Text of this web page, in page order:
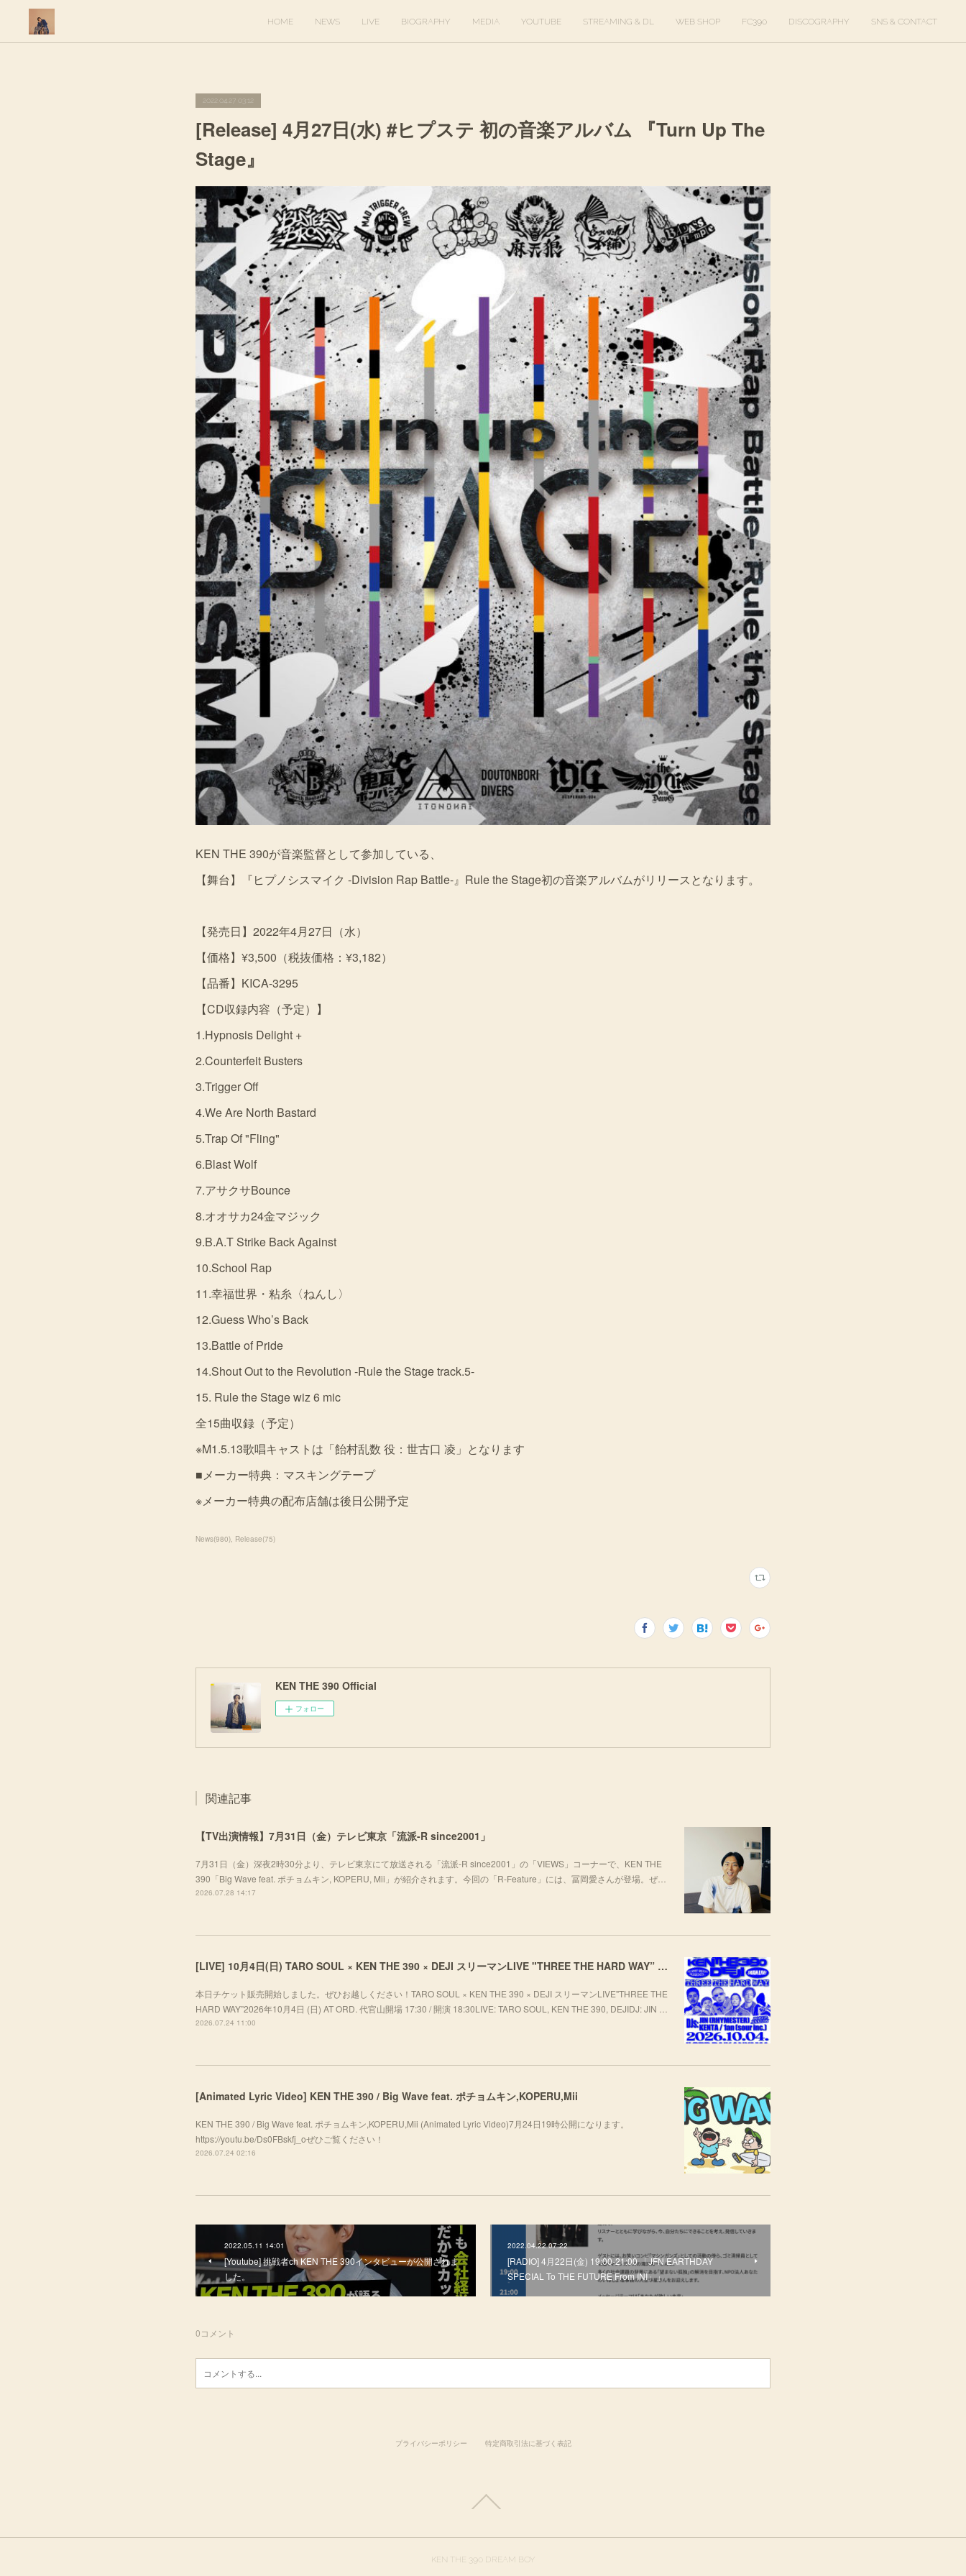
HOME NEWS LIVE BIOGRAPHY MEDIA YOUTUBE STREAMING & DL WEB SHOP FC390 DISCOGRAPHY SNS & CONTACT
2022.04.27 03:12
[Release] 4月27日(水) #ヒプステ 初の音楽アルバム 『Turn Up The
Stage』
KEN THE 390が音楽監督として参加している、
【舞台】『ヒプノシスマイク -Division Rap Battle-』Rule the Stage初の音楽アルバムがリリースとなります。
【発売日】2022年4月27日（水）
【価格】¥3,500（税抜価格：¥3,182）
【品番】KICA-3295
【CD収録内容（予定）】
1.Hypnosis Delight +
2.Counterfeit Busters
3.Trigger Off
4.We Are North Bastard
5.Trap Of "Fling"
6.Blast Wolf
7.アサクサBounce
8.オオサカ24金マジック
9.B.A.T Strike Back Against
10.School Rap
11.幸福世界・粘糸〈ねんし〉
12.Guess Who’s Back
13.Battle of Pride
14.Shout Out to the Revolution -Rule the Stage track.5-
15. Rule the Stage wiz 6 mic
全15曲収録（予定）
※M1.5.13歌唱キャストは「飴村乱数 役：世古口 凌」となります
■メーカー特典：マスキングテープ
※メーカー特典の配布店舗は後日公開予定
News(980) Release(75)
KEN THE 390 Official
フォロー
関連記事
【TV出演情報】7月31日（金）テレビ東京「流派-R since2001」
7月31日（金）深夜2時30分より、テレビ東京にて放送される「流派-R since2001」の「VIEWS」コーナーで、KEN THE
390「Big Wave feat. ポチョムキン, KOPERU, Mii」が紹介されます。今回の「R-Feature」には、冨岡愛さんが登場。ぜ…
2026.07.28 14:17
[LIVE] 10月4日(日) TARO SOUL × KEN THE 390 × DEJI スリーマンLIVE "THREE THE HARD WAY” @ ORD. 代官山
本日チケット販売開始しました。ぜひお越しください！TARO SOUL × KEN THE 390 × DEJI スリーマンLIVE"THREE THE
HARD WAY”2026年10月4日 (日) AT ORD. 代官山開場 17:30 / 開演 18:30LIVE: TARO SOUL, KEN THE 390, DEJIDJ: JIN …
2026.07.24 11:00
[Animated Lyric Video] KEN THE 390 / Big Wave feat. ポチョムキン,KOPERU,Mii
KEN THE 390 / Big Wave feat. ポチョムキン,KOPERU,Mii (Animated Lyric Video)7月24日19時公開になります。
https://youtu.be/Ds0FBskfj_oぜひご覧ください！
2026.07.24 02:16
2022.05.11 14:01
[Youtube] 挑戦者ch KEN THE 390インタビューが公開されま
した。
2022.04.22 07:22
[RADIO] 4月22日(金) 19:00-21:00 「JFN EARTHDAY
SPECIAL To THE FUTURE From INI」」
0コメント
プライバシーポリシー 特定商取引法に基づく表記
KEN THE 390 DREAM BOY